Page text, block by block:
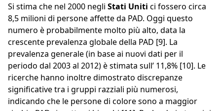
Si stima che nel 2000 negli Stati Uniti ci fossero circa
8,5 milioni di persone affette da PAD. Oggi questo
numero è probabilmente molto più alto, data la
crescente prevalenza globale della PAD [9]. La
prevalenza generale (in base ai nuovi dati per il
periodo dal 2003 al 2012) è stimata sull’ 11,8% [10]. Le
ricerche hanno inoltre dimostrato discrepanze
significative tra i gruppi razziali più numerosi,
indicando che le persone di colore sono a maggior